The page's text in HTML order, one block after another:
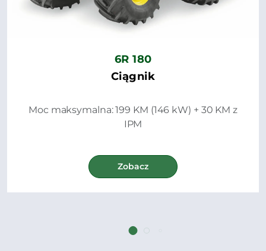
6R 180
Ciągnik
Moc maksymalna: 199 KM (146 kW) + 30 KM z
IPM
Zobacz